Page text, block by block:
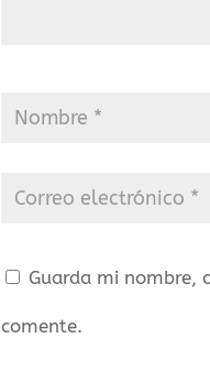
Guarda mi nombre,
comente.